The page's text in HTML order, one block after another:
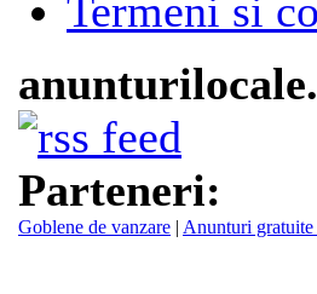
Termeni si
Parteneri:
Goblene de vanzare | Anunturi gratuite